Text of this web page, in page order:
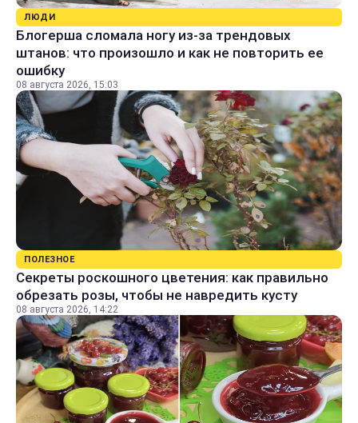
ЛЮДИ
Блогерша сломала ногу из-за трендовых
штанов: что произошло и как не повторить ее
ошибку
08 августа 2026, 15:03
ПОЛЕЗНОЕ
Секреты роскошного цветения: как правильно
обрезать розы, чтобы не навредить кусту
08 августа 2026, 14:22